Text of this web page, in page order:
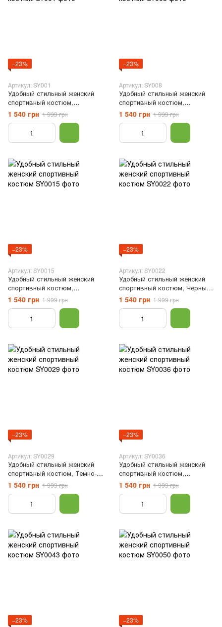
−23%
Артикул: SY001
Удобный стильный женский
спортивный костюм,
Розовый, XS
1 540 грн 1 999 грн
−23%
Артикул: SY008
Удобный стильный женский
спортивный костюм,
Красный, XS
1 540 грн 1 999 грн
−23%
Артикул: SY0015
Удобный стильный женский
спортивный костюм,
Коричневый, XS
1 540 грн 1 999 грн
−23%
Артикул: SY0022
Удобный стильный женский
спортивный костюм, Черный,
XS
1 540 грн 1 999 грн
−23%
Артикул: SY0029
Удобный стильный женский
спортивный костюм, Темно-
синий, XS
1 540 грн 1 999 грн
−23%
Артикул: SY0036
Удобный стильный женский
спортивный костюм,
Зелёный, XS
1 540 грн 1 999 грн
−23%
−23%